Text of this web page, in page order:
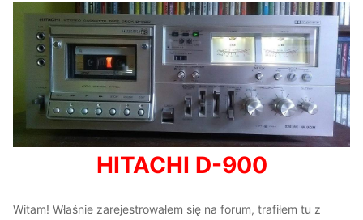
HITACHI D-900
Witam! Właśnie zarejestrowałem się na forum, trafiłem tu z